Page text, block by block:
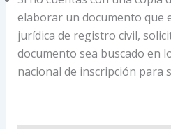
elaborar un documento que
jurídica de registro civil,
documento sea buscado en
nacional de inscripción para